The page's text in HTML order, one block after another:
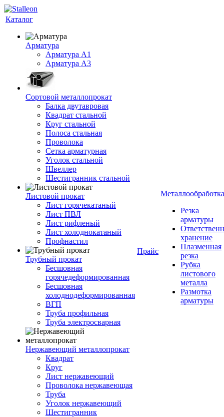
Каталог
Арматура
Арматура A1
Арматура А3
Сортовой металлопрокат
Балка двутавровая
Квадрат стальной
Круг стальной
Полоса стальная
Проволока
Сетка арматурная
Уголок стальной
Швеллер
Шестигранник стальной
Листовой прокат
Лист горячекатаный
Лист ПВЛ
Лист рифленый
Лист холоднокатаный
Профнастил
Трубный прокат
Бесшовная
горячедеформированная
Бесшовная
холоднодеформированная
ВГП
Труба профильная
Труба электросварная
Нержавеющий металлопрокат
Квадрат
Круг
Лист нержавеющий
Проволока нержавеющая
Труба
Уголок нержавеющий
Шестигранник
Прайс
Металлообработка
Резка
арматуры
хранение
Плазменная
резка
Рубка
листового
металла
Размотка
арматуры